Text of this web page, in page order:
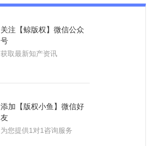
关注【鲸版权】微信公众
号
获取最新知产资讯
添加【版权小鱼】微信好
友
为您提供1对1咨询服务